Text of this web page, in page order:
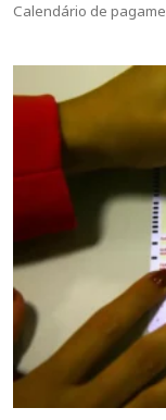
Calendário de